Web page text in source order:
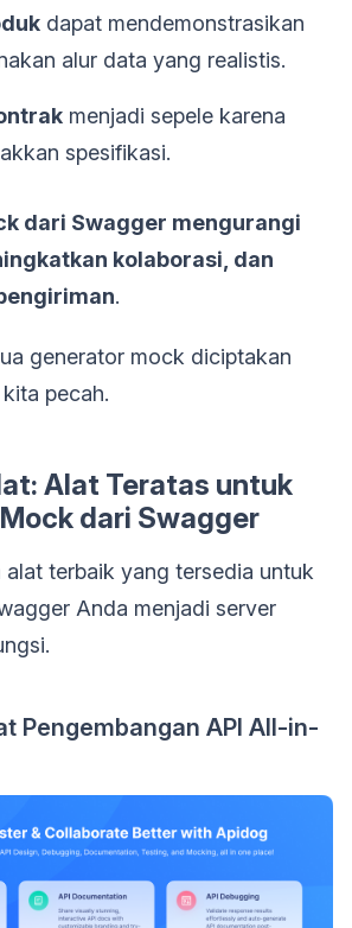
dapat mendemonstrasikan
alur data yang realistis.
menjadi sepele karena
spesifikasi.
dari Swagger mengurangi
kolaborasi, dan
.
generator mock diciptakan
pecah.
Alat Teratas untuk
dari Swagger
alat terbaik yang tersedia untuk
Anda menjadi server
Pengembangan API All-in-